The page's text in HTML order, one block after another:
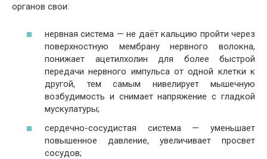
органов свои:
нервная система — не даёт кальцию пройти через
поверхностную мембрану нервного волокна,
понижает ацетилхолин для более быстрой
передачи нервного импульса от одной клетки к
другой, тем самым нивелирует мышечную
возбудимость и снимает напряжение с гладкой
мускулатуры;
сердечно-сосудистая система — уменьшает
повышенное давление, увеличивает просвет
сосудов;